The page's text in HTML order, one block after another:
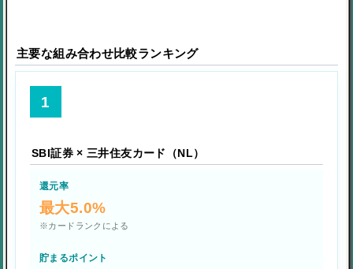
主要な組み合わせ比較ランキング
1
SBI証券 × 三井住友カード（NL）
還元率
最大5.0%
※カードランクによる
貯まるポイント